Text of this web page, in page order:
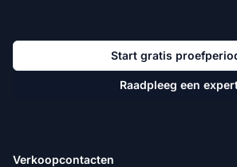
Start gratis
Raadpleeg een
Verkoopcontacten